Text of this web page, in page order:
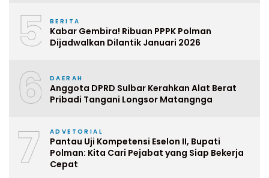
5 BERITA
Kabar Gembira! Ribuan PPPK Polman
Dijadwalkan Dilantik Januari 2026
6 DAERAH
Anggota DPRD Sulbar Kerahkan Alat Berat
Pribadi Tangani Longsor Matangnga
7 ADVETORIAL
Pantau Uji Kompetensi Eselon II, Bupati
Polman: Kita Cari Pejabat yang Siap Bekerja
Cepat